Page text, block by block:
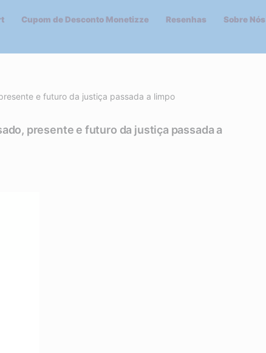
Cupom de Desconto Monetizze Resenhas
Sobre Nós
e futuro da justiça passada a limpo
presente e futuro da justiça passada a